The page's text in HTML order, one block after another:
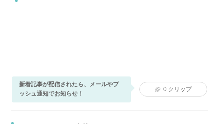
新着記事が配信されたら、メールやプ
ッシュ通知でお知らせ！
0 クリップ